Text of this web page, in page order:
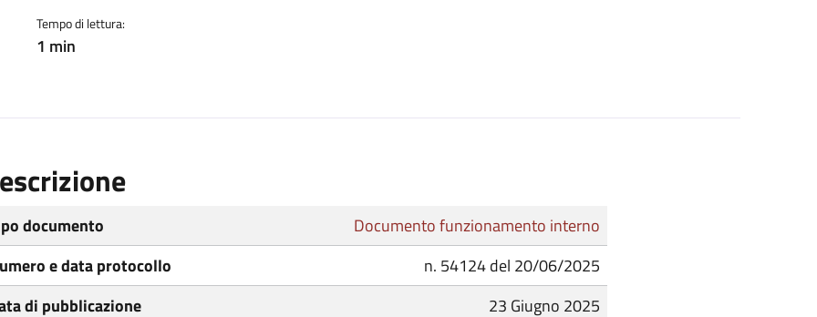
Tempo di lettura:
1 min
documento
Documento funzionamento interno
e data protocollo
n. 54124 del 20/06/2025
di pubblicazione
23 Giugno 2025